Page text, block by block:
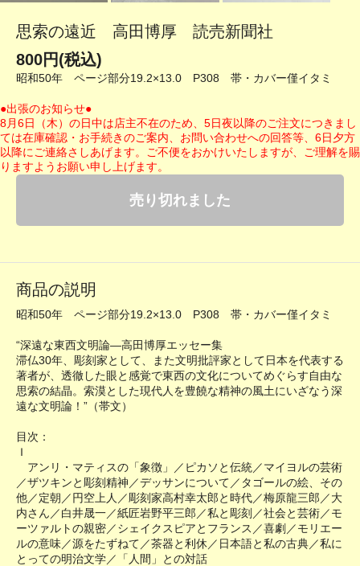
思索の遠近 高田博厚 読売新聞社
800円(税込)
昭和50年 ページ部分19.2×13.0 P308 帯・カバー僅イタミ
●出張のお知らせ●
8月6日（木）の日中は店主不在のため、5日夜以降のご注文につきまし
ては在庫確認・お手続きのご案内、お問い合わせへの回答等、6日夕方
以降にご連絡さしあげます。ご不便をおかけいたしますが、ご理解を賜
りますようお願い申し上げます。
売り切れました
商品の説明
昭和50年 ページ部分19.2×13.0 P308 帯・カバー僅イタミ
“深遠な東西文明論―高田博厚エッセー集
滞仏30年、彫刻家として、また文明批評家として日本を代表する
著者が、透徹した眼と感覚で東西の文化についてめぐらす自由な
思索の結晶。索漠とした現代人を豊饒な精神の風土にいざなう深
遠な文明論！”（帯文）
目次：
Ｉ
アンリ・マティスの「象徴」／ピカソと伝統／マイヨルの芸術
／ザツキンと彫刻精神／デッサンについて／タゴールの絵、その
他／定朝／円空上人／彫刻家高村幸太郎と時代／梅原龍三郎／大
内さん／白井晟一／紙匠岩野平三郎／私と彫刻／社会と芸術／モ
ーツァルトの親密／シェイクスピアとフランス／喜劇／モリエー
ルの意味／源をたずねて／茶器と利休／日本語と私の古典／私に
とっての明治文学／「人間」との対話